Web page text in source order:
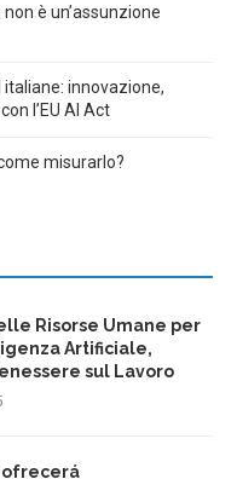
è un’assunzione
italiane: innovazione,
l’EU AI Act
misurarlo?
Risorse Umane per
Artificiale,
sul Lavoro
ofrecerá